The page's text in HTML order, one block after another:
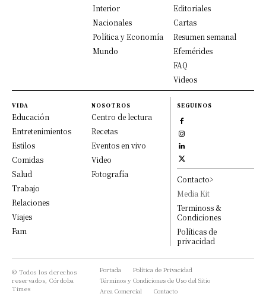
Interior
Nacionales
Política y Economía
Mundo
Editoriales
Cartas
Resumen semanal
Efemérides
FAQ
Videos
VIDA
Educación
Entretenimientos
Estilos
Comidas
Salud
Trabajo
Relaciones
Viajes
Fam
NOSOTROS
Centro de lectura
Recetas
Eventos en vivo
Video
Fotografía
SEGUINOS
Contacto>
Media Kit
Terminoss &
Condiciones
Políticas de
privacidad
© Todos los derechos
reservados, Córdoba
Times
Portada
Política de Privacidad
Términos y Condiciones de Uso del Sitio
Area Comercial
Contacto